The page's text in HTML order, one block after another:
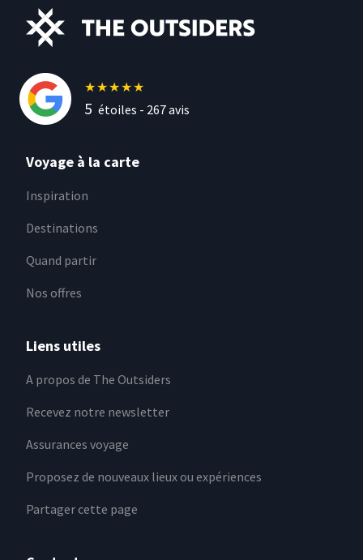
★★★★★
5 étoiles - 267avis
Voyage à la carte
Inspiration
Destinations
Quand partir
Nos offres
Liens utiles
A propos de The Outsiders
Recevez notre newsletter
Assurances voyage
Proposez de nouveaux lieux ou expériences
Partager cette page